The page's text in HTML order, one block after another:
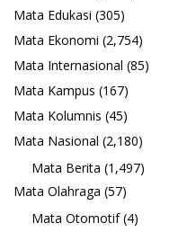
Mata Edukasi (305)
Mata Ekonomi (2,754)
Mata Internasional (85)
Mata Kampus (167)
Mata Kolumnis (45)
Mata Nasional (2,180)
Mata Berita (1,497)
Mata Olahraga (57)
Mata Otomotif(4)